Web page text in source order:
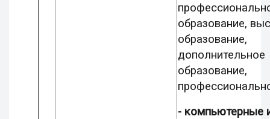
образование,
образование,
дополнительное
образование,
- компьютерные